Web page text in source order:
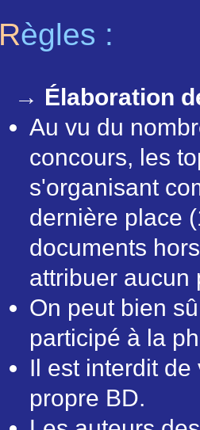
Règles :
→ Élaboration
Au vu du
concours, les
s'organisant
dernière place
documents
attribuer aucun
On peut bien
participé à la
Il est interdit
propre BD.